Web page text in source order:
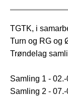
TGTK, i
Turn og RG og
Trøndelag
Samling 1 -
Samling 2 -